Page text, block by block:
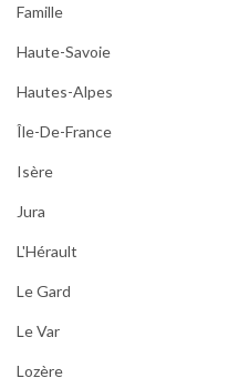
Famille
Haute-Savoie
Hautes-Alpes
Île-De-France
Isère
Jura
L'Hérault
Le Gard
Le Var
Lozère